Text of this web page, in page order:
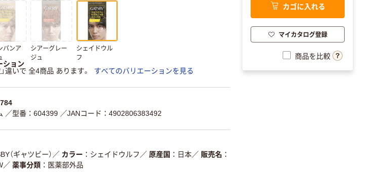
パンア
シアーグレー
ジュ
シェイドウル
フ
ション
」違いで 全4商品 あります。
すべてのバリエーションを見る
／型番：604399 ／JANコード：4902806383492
（ギャツビー） ／ カラー シェイドウルフ ／ 原産国 日本／ 販売名
／ 薬事分類
医薬部外品
カゴに入れる
マイカタログ登録
商品を比較